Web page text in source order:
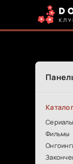
Сериалы
Фильмы